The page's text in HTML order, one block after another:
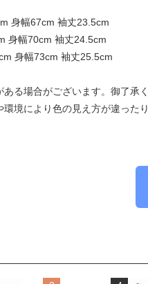
身幅67cm 袖丈23.5cm
身幅70cm 袖丈24.5cm
身幅73cm 袖丈25.5cm
る場合がございます。御了承く
境により色の見え方が違った